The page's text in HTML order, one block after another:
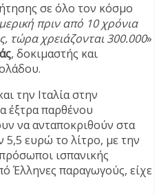
σε όλο τον κόσμο
πριν από 10 χρόνια
τώρα χρειάζονται 300.000»
, δοκιμαστής και
την Ιταλία στην
έξτρα παρθένου
να ανταποκριθούν στα
ευρώ το λίτρο, με την
ισπανικής
Έλληνες παραγωγούς, είχε